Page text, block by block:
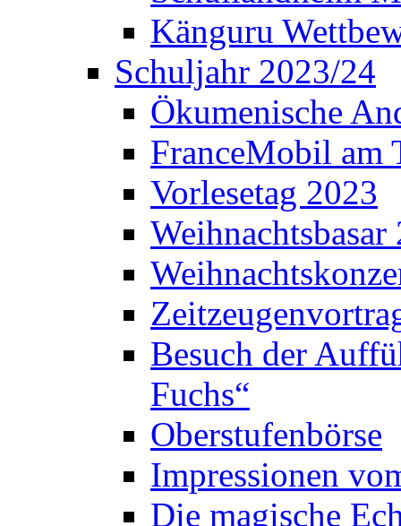
Känguru
Schuljahr 2023/24
Ökumenische
FranceMobil am
Vorlesetag 2023
Weihnachtsbasar
Besuch der
Fuchs“
Oberstufenbörse
Impressionen
Die magische